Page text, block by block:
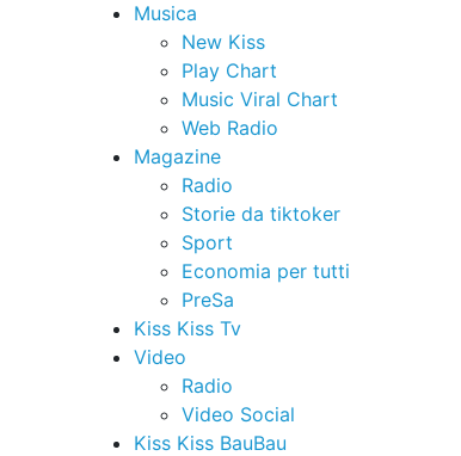
Musica
New Kiss
Play Chart
Music Viral Chart
Web Radio
Magazine
Radio
Storie da tiktoker
Sport
Economia per tutti
PreSa
Kiss Kiss Tv
Video
Radio
Video Social
Kiss Kiss BauBau